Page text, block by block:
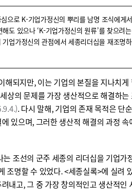
으로 K-기업가정신의 뿌리를 남명 조식에게
도 있으나 ‘K-기업가정신의 원류’를 찾으려
업가정신의 관점에서 세종리더십을 재조명
해되지만, 이는 기업의 본질을 지나치
상의 문제를 가장 생산적으로 해결하는
. 다시 말해, 기업의 존재 목적은 단
있으며, 그러한 생산적 해결의 과정 속
조선의 군주 세종의 리더십을 기업가
명할 수 있었다. <세종실록>에 실려
내고, 그 중 가장 창의적인고 생산적인